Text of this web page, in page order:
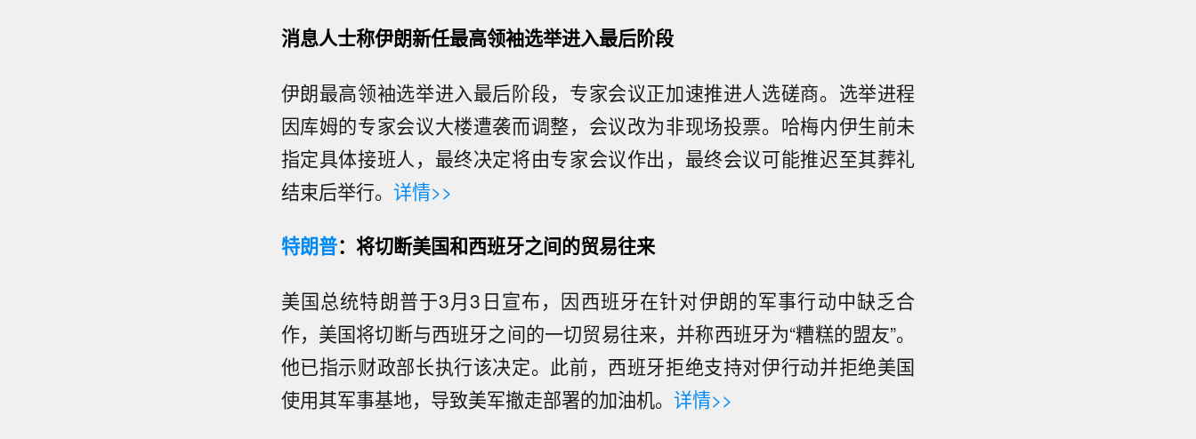
消息人士称伊朗新任最高领袖选举进入最后阶段
伊朗最高领袖选举进入最后阶段，专家会议正加速推进人选磋商。选举进程
因库姆的专家会议大楼遭袭而调整，会议改为非现场投票。哈梅内伊生前未
指定具体接班人，最终决定将由专家会议作出，最终会议可能推迟至其葬礼
结束后举行。 详情>>
特朗普：将切断美国和西班牙之间的贸易往来
美国总统特朗普于3月3日宣布，因西班牙在针对伊朗的军事行动中缺乏合
作，美国将切断与西班牙之间的一切贸易往来，并称西班牙为“糟糕的盟友”。
他已指示财政部长执行该决定。此前，西班牙拒绝支持对伊行动并拒绝美国
使用其军事基地，导致美军撤走部署的加油机。 详情>>